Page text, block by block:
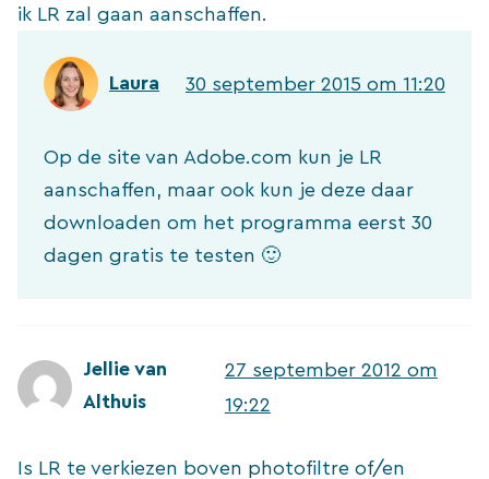
ik LR zal gaan aanschaffen.
Laura 30 september 2015 om 11:20
Op de site van Adobe.com kun je LR
aanschaffen, maar ook kun je deze daar
downloaden om het programma eerst 30
dagen gratis te testen 🙂
Jellie van
Althuis
27 september 2012 om
19:22
Is LR te verkiezen boven photofiltre of/en